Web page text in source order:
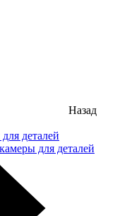
Назад
деталей
для деталей